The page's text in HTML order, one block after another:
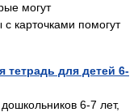
могут
с карточками помогут
тетрадь для детей 6-
6-7 лет,